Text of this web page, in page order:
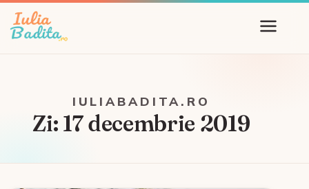
IULIABADITA.RO
Zi: 17 decembrie 2019